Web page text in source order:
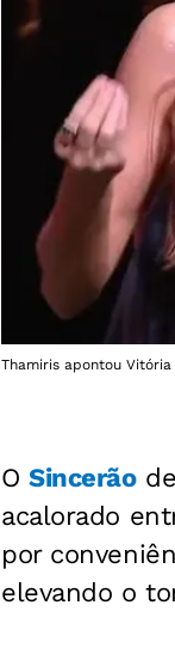
Thamiris apontou
OSincerão
acalorado
por
elevando o